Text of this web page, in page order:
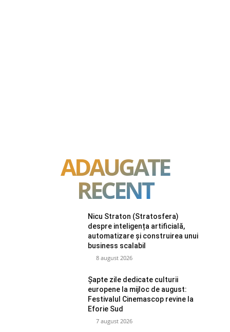
ADAUGATE
RECENT
Nicu Straton (Stratosfera)
despre inteligența artificială,
automatizare și construirea unui
business scalabil
8 august 2026
Șapte zile dedicate culturii
europene la mijloc de august:
Festivalul Cinemascop revine la
Eforie Sud
7 august 2026